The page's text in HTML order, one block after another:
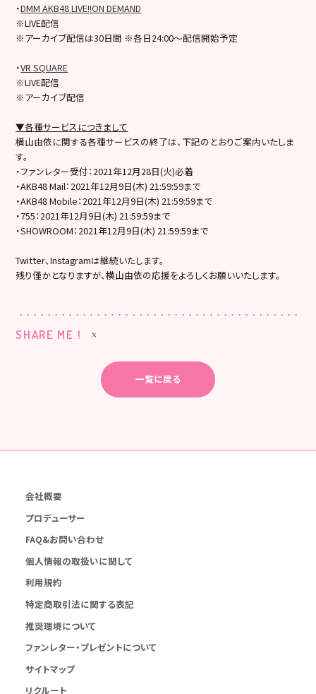
・DMM AKB48 LIVE!!ON DEMAND
※LIVE配信
※アーカイブ配信は30日間 ※各日24:00～配信開始予定
・VR SQUARE
※LIVE配信
※アーカイブ配信
▼各種サービスにつきまして
横山由依に関する各種サービスの終了は、下記のとおりご案内いたしま
す。
・ファンレター受付：2021年12月28日(火)必着
・AKB48 Mail：2021年12月9日(木) 21:59:59まで
・AKB48 Mobile：2021年12月9日(木) 21:59:59まで
・755：2021年12月9日(木) 21:59:59まで
・SHOWROOM：2021年12月9日(木) 21:59:59まで
Twitter、Instagramは継続いたします。
残り僅かとなりますが、横山由依の応援をよろしくお願いいたします。
SHARE ME !
一覧に戻る
会社概要
プロデューサー
FAQ&お問い合わせ
個人情報の取扱いに関して
利用規約
特定商取引法に関する表記
推奨環境について
ファンレター・プレゼントについて
サイトマップ
リクルート